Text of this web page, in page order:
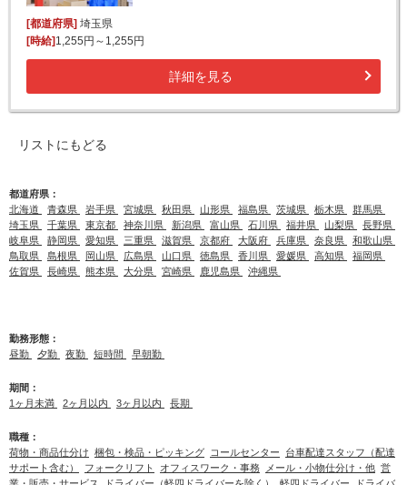
[都道府県] 埼玉県
[時給] 1,255円～1,255円
詳細を見る
リストにもどる
都道府県：
北海道
青森県 岩手県 宮城県 秋田県 山形県 福島県 茨城県 栃木県
群馬県
埼玉県
千葉県 東京都 神奈川県 新潟県 富山県 石川県 福井県 山梨県
長野県
岐阜県
静岡県 愛知県 三重県 滋賀県 京都府 大阪府 兵庫県 奈良県
和歌山県
鳥取県
島根県 岡山県 広島県 山口県 徳島県 香川県 愛媛県 高知県
福岡県
佐賀県
長崎県 熊本県 大分県 宮崎県 鹿児島県 沖縄県
勤務形態：
昼勤
夕勤 夜勤 短時間 早朝勤
期間：
1ヶ月未満
2ヶ月以内 3ヶ月以内 長期
職種：
荷物・商品仕分け 梱包・検品・ピッキング コールセンター
台車配達スタッフ（配達
サポート含む）
フォークリフト オフィスワーク・事務 メール・小物仕分け・他 営